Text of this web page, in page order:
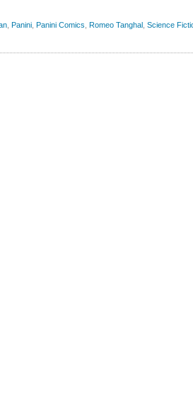
Panini Panini Comics Romeo Tanghal Science